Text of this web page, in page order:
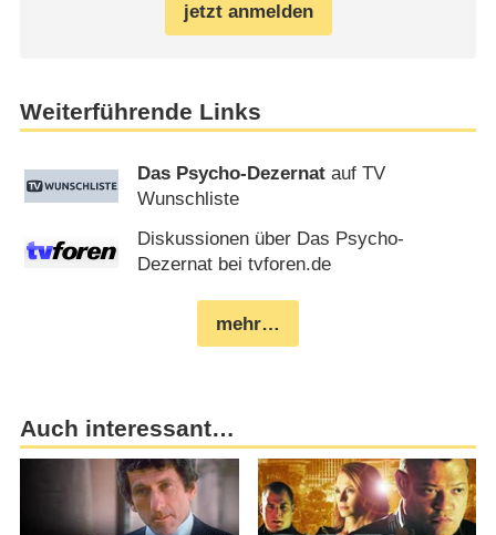
jetzt anmelden
Weiterführende Links
Das Psycho-Dezernat auf TV
Wunschliste
Diskussionen über Das Psycho-
Dezernat bei tvforen.de
mehr…
Auch interessant…